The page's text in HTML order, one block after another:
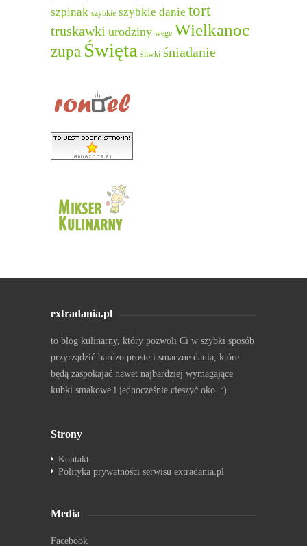
szpinak szybkie szybkie danie tort
truskawki urodziny wege Wielkanoc
zupa Święta śliwki śniadanie
extradania.pl
to blog kulinarny, który pozwoli Ci w szybki sposób
przyrządzić bardzo proste i smaczne dania, które
będą zaspokajać nawet najbardziej wymagające
kubki smakowe i jednocześnie cieszyć oko. :)
Strony
Kontakt
Polityka prywatności serwisu extradania.pl
Media
Facebook